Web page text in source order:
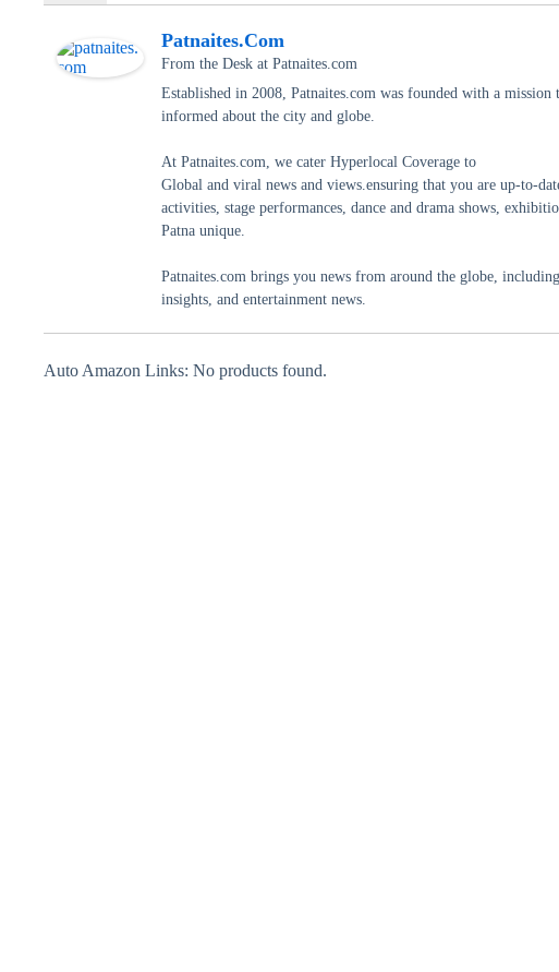
Patnaites.com
From the Desk at Patnaites.com
Established in 2008, Patnaites.com was founded with a
informed about the city and globe.
At Patnaites.com, we cater Hyperlocal Coverage to
Global and viral news and views.ensuring that you are up-to-
activities, stage performances, dance and drama shows,
Patna unique.
Patnaites.com brings you news from around the globe,
insights, and entertainment news.
Auto Amazon Links: No products found.